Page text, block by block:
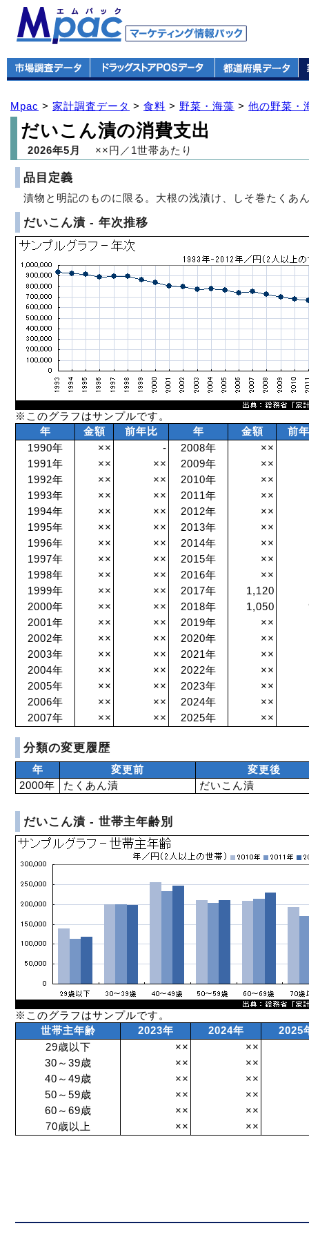
Mpac > 家計調査データ > 食料 > 野菜・海藻 > 他の野菜・
だいこん漬の消費支出
2026年5月 ××円／1世帯あたり
品目定義
漬物と明記のものに限る。大根の浅漬け、しそ巻たくあ
だいこん漬 - 年次推移
※このグラフはサンプルです。
年
金額 前年比 年 金額
前
1990年
×× - 2008年
××
1991年
×× ×× 2009年
××
1992年
×× ×× 2010年
××
1993年
×× ×× 2011年
××
1994年
×× ×× 2012年
××
1995年
×× ×× 2013年
××
1996年
×× ×× 2014年
××
1997年
×× ×× 2015年
××
1998年
×× ×× 2016年
××
1999年
×× ×× 2017年
1,120
2000年
×× ×× 2018年 1,050
2001年
×× ×× 2019年
××
2002年
×× ×× 2020年
××
2003年
×× ×× 2021年
××
2004年
×× ×× 2022年
××
2005年
×× ×× 2023年
××
2006年
×× ×× 2024年
××
2007年
×× ×× 2025年 ××
分類の変更履歴
年 変更前
変更後
2000年
たくあん漬 だいこん漬
だいこん漬 - 世帯主年齢別
※このグラフはサンプルです。
世帯主年齢
2023年 2024年
2025
29歳以下
××
××
30～39歳
××
××
40～49歳
××
××
50～59歳
××
××
60～69歳
××
××
70歳以上
×× ××